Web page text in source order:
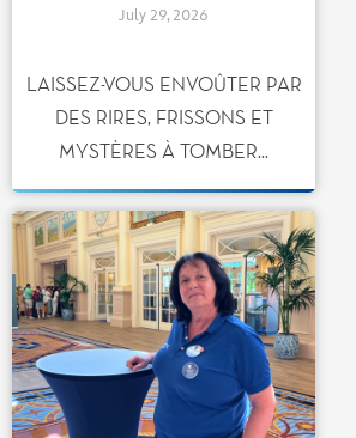
July 29, 2026
LAISSEZ-VOUS ENVOÛTER PAR
DES RIRES, FRISSONS ET
MYSTÈRES À TOMBER...